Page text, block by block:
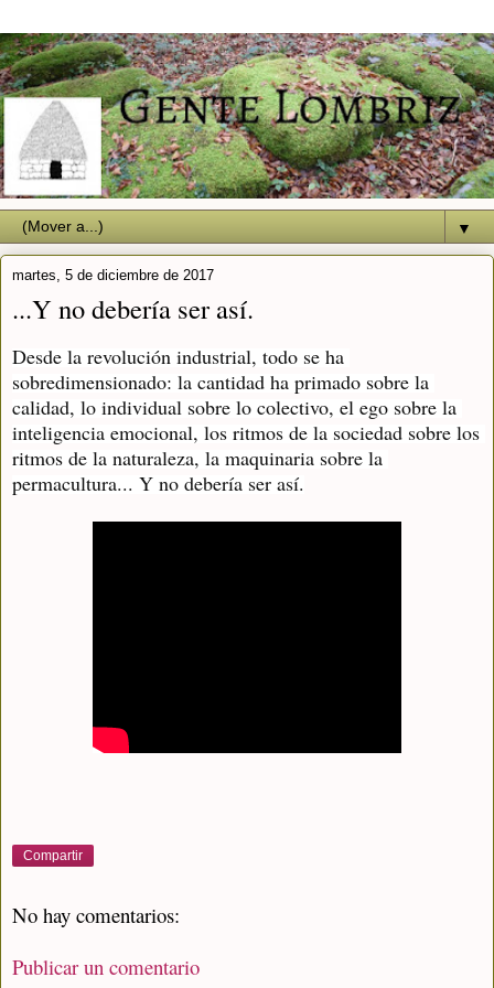
▼
martes, 5 de diciembre de 2017
...Y no debería ser así.
Desde la revolución industrial, todo se ha
sobredimensionado: la cantidad ha primado sobre la
calidad, lo individual sobre lo colectivo, el ego sobre la
inteligencia emocional, los ritmos de la sociedad sobre los
ritmos de la naturaleza, la maquinaria sobre la
permacultura... Y no debería ser así.
Compartir
No hay comentarios:
Publicar un comentario